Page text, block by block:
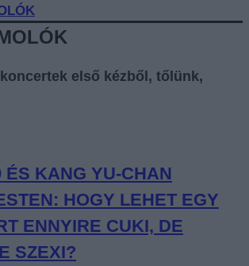
első kézből, tőlünk,
ÉS KANG YU-CHAN
HOGY LEHET EGY
ENNYIRE CUKI, DE
SZEXI?